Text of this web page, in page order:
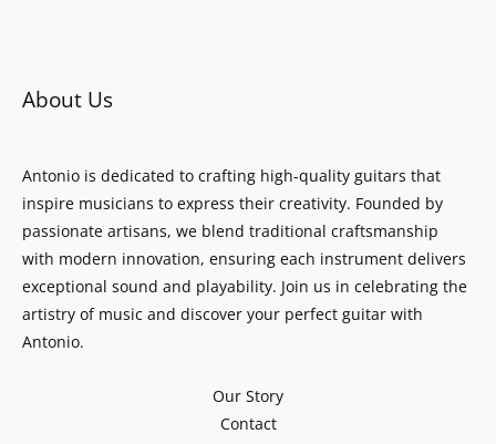
About Us
Antonio is dedicated to crafting high-quality guitars that
inspire musicians to express their creativity. Founded by
passionate artisans, we blend traditional craftsmanship
with modern innovation, ensuring each instrument delivers
exceptional sound and playability. Join us in celebrating the
artistry of music and discover your perfect guitar with
Antonio.
Our Story
Contact